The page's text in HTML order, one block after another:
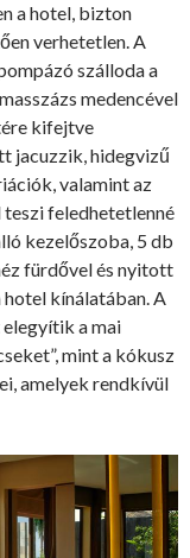
a hotel, bizton
verhetetlen. A
szálloda a
medencével
kifejtve
jacuzzik, hidegvizű
valamint az
feledhetetlenné
kezelőszoba, 5 db
fürdővel és nyitott
hotel kínálatában. A
a mai
mint a kókusz
amelyek rendkívül